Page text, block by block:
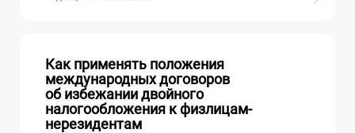
Как применять положения
международных договоров
об избежании двойного
налогообложения к физлицам-
нерезидентам